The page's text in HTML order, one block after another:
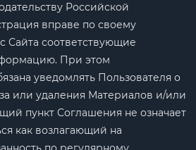
Российской
вправе по своему
Сайта соответствующие
При этом
уведомлять Пользователя о
или удаления Материалов и/или
пункт Соглашения не означает
как возлагающий на